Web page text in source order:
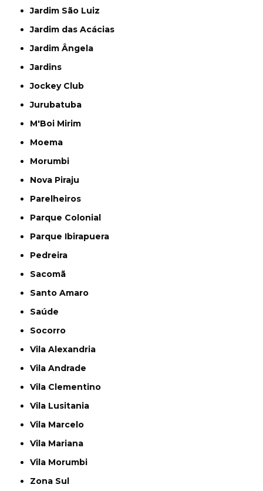
Jardim São Luiz
Jardim das Acácias
Jardim Ângela
Jardins
Jockey Club
Jurubatuba
M'Boi Mirim
Moema
Morumbi
Nova Piraju
Parelheiros
Parque Colonial
Parque Ibirapuera
Pedreira
Sacomã
Santo Amaro
Saúde
Socorro
Vila Alexandria
Vila Andrade
Vila Clementino
Vila Lusitania
Vila Marcelo
Vila Mariana
Vila Morumbi
Zona Sul